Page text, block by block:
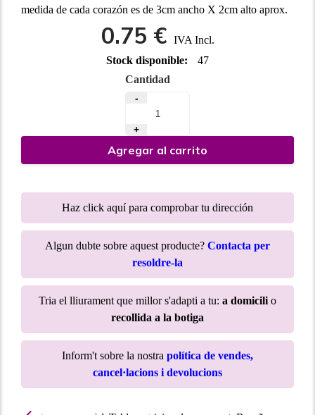
medida de cada corazón es de 3cm ancho X 2cm alto aprox.
0.75 € IVA Incl.
Stock disponible:
47
Cantidad
-
+
Agregar al carrito
Haz click aquí para comprobar tu dirección
Algun dubte sobre aquest producte? Contacta per
resoldre-la
Tria el lliurament que millor s'adapti a tu: a domicili o
recollida a la botiga
Inform't sobre la nostra política de vendes,
cancel·lacions i devolucions